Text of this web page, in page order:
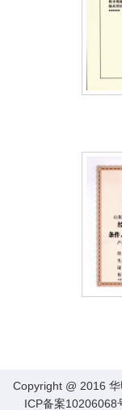
Copyright @ 2016
ICP备案10206068